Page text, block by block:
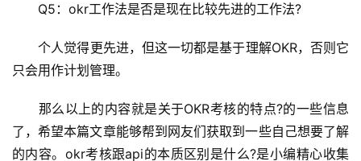
Q5：okr工作法是否是现在比较先进的工作法?
个人觉得更先进，但这一切都是基于理解OKR，否则它
只会用作计划管理。
那么以上的内容就是关于OKR考核的特点?的一些信息
了，希望本篇文章能够帮到网友们获取到一些自己想要了解
的内容。okr考核跟api的本质区别是什么?是小编精心收集